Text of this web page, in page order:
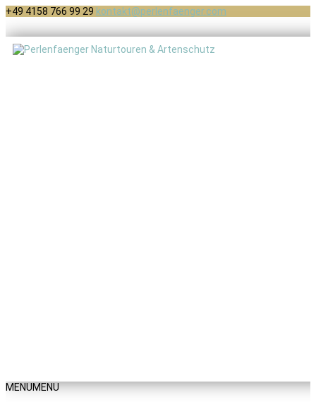
+49 4158 766 99 29 kontakt@perlenfaenger.com
MENUMENU